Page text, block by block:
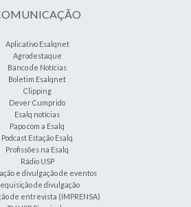
Aplicativo Esalqnet
Agrodestaque
Banco de Notícias
Boletim Esalqnet
Clipping
Dever Cumprido
Esalq notícias
Papo com a Esalq
Podcast Estação Esalq
Profissões na Esalq
Rádio USP
e divulgação de eventos
de divulgação
de entrevista (IMPRENSA)